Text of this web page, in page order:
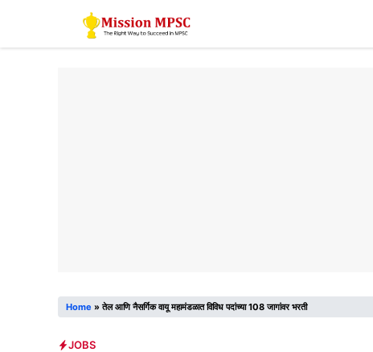
Home »तेल आणि नैसर्गिक वायू महामंडळात विविध पदांच्या 108 जागांवर भरती
JOBS